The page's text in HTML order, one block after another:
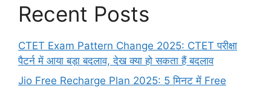
Recent Posts
CTET Exam Pattern Change 2025: CTET परीक्षा
पैटर्न में आया बड़ा बदलाव, देख क्या हो सकता हैं बदलाव
Jio Free Recharge Plan 2025: 5 मिनट में Free